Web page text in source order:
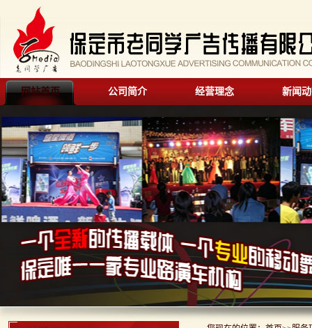
网站首页 公司简介 经营理念 新闻